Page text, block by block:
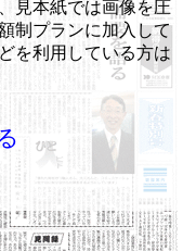
見本紙では画像を圧
制プランに加入して
を利用している方は